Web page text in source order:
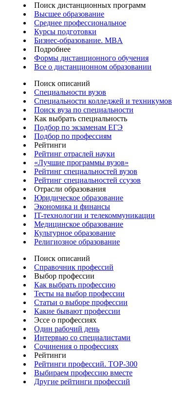
Поиск дистанционных программ
Высшее образование
Среднее профессиональное
Курсы подготовки
Бизнес-образование. MBA
Подробнее
Формы дистанционного обучения
Все о дистанционном образовании
Поиск описаний
Специальности вузов
Специальности колледжей и техникумов
Поиск вуза по специальности
Как выбрать специальность
Подбор по экзаменам ЕГЭ
Подбор по профессиям
Рейтинги
Рейтинг отраслей науки
«Лучшие программы вузов»
Рейтинг специальностей вузов
Рейтинг специальностей ссузов
Отрасли образования
Юридическое образование
Экономика и финансы
IT-технологии и телекоммуникации
Медицинское образование
Культурное образование
Религиозное образование
Поиск описаний
Справочник профессий
Выбор профессии
Как выбрать профессию
Тесты на выбор профессии
Статьи о выборе профессии
Какие бывают профессии
Эссе о профессиях
Один рабочий день
Интервью со специалистами
Сочинения о профессиях
Рейтинги
Рейтинги профессий. TOP-300
Выбираем профессию вместе
Другие рейтинги профессий